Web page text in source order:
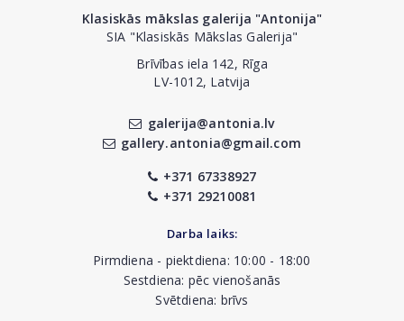
Klasiskās mākslas galerija "Antonija"
SIA "Klasiskās Mākslas Galerija"
Brīvības iela 142, Rīga
LV-1012, Latvija
galerija@antonia.lv
gallery.antonia@gmail.com
+371 67338927
+371 29210081
Darba laiks:
Pirmdiena - piektdiena: 10:00 - 18:00
Sestdiena: pēc vienošanās
Svētdiena: brīvs